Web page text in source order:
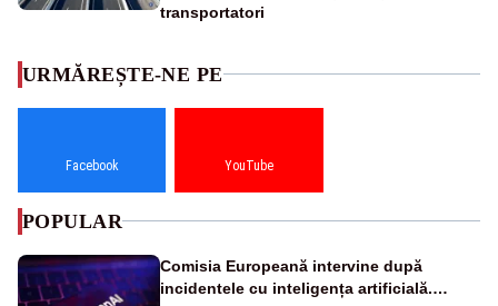
transportatori
URMĂREȘTE-NE PE
Facebook YouTube
POPULAR
Comisia Europeană intervine după
incidentele cu inteligența artificială.